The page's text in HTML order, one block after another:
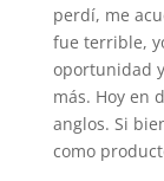
perdí, me
fue terrible,
oportunidad
más. Hoy en
anglos. Si
como